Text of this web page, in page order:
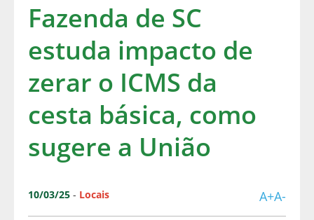
Fazenda de SC
estuda impacto de
zerar o ICMS da
cesta básica, como
sugere a União
10/03/25 - Locais A+A-